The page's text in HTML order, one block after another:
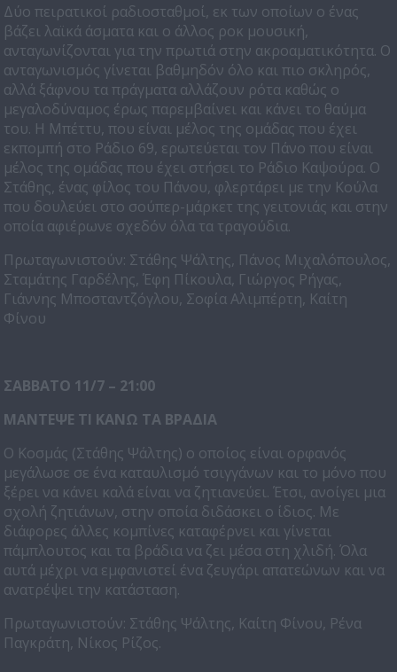
Δύο πειρατικοί ραδιοσταθμοί, εκ των οποίων ο ένας
βάζει λαϊκά άσματα και ο άλλος ροκ μουσική,
ανταγωνίζονται για την πρωτιά στην ακροαματικότητα. Ο
ανταγωνισμός γίνεται βαθμηδόν όλο και πιο σκληρός,
αλλά ξάφνου τα πράγματα αλλάζουν ρότα καθώς ο
μεγαλοδύναμος έρως παρεμβαίνει και κάνει το θαύμα
του. Η Μπέττυ, που είναι μέλος της ομάδας που έχει
εκπομπή στο Ράδιο 69, ερωτεύεται τον Πάνο που είναι
μέλος της ομάδας που έχει στήσει το Ράδιο Καψούρα. Ο
Στάθης, ένας φίλος του Πάνου, φλερτάρει με την Κούλα
που δουλεύει στο σούπερ-μάρκετ της γειτονιάς και στην
οποία αφιέρωνε σχεδόν όλα τα τραγούδια.
Πρωταγωνιστούν: Στάθης Ψάλτης, Πάνος Μιχαλόπουλος,
Σταμάτης Γαρδέλης, Έφη Πίκουλα, Γιώργος Ρήγας,
Γιάννης Μποσταντζόγλου, Σοφία Αλιμπέρτη, Καίτη
Φίνου
ΣΑΒΒΑΤΟ 11/7 – 21:00
ΜΑΝΤΕΨΕ ΤΙ ΚΑΝΩ ΤΑ ΒΡΑΔΙΑ
Ο Κοσμάς (Στάθης Ψάλτης) ο οποίος είναι ορφανός
μεγάλωσε σε ένα καταυλισμό τσιγγάνων και το μόνο που
ξέρει να κάνει καλά είναι να ζητιανεύει. Έτσι, ανοίγει μια
σχολή ζητιάνων, στην οποία διδάσκει ο ίδιος. Με
διάφορες άλλες κομπίνες καταφέρνει και γίνεται
πάμπλουτος και τα βράδια να ζει μέσα στη χλιδή. Όλα
αυτά μέχρι να εμφανιστεί ένα ζευγάρι απατεώνων και να
ανατρέψει την κατάσταση.
Πρωταγωνιστούν: Στάθης Ψάλτης, Καίτη Φίνου, Ρένα
Παγκράτη, Νίκος Ρίζος.